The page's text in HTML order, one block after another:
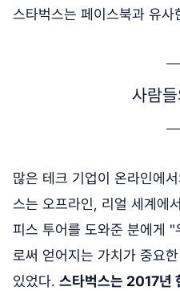
스타벅스는 페이스북과 유
사람
많은 테크 기업이 온라인에
스는 오프라인, 리얼 세계에
피스 투어를 도와준 분에게
로써 얻어지는 가치가 중요
있었다. 스타벅스는 2017년